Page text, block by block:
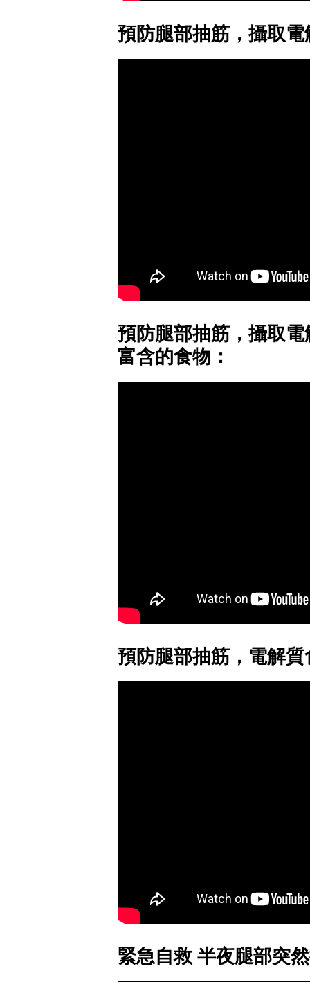
預防腿部抽筋，攝取
預防腿部抽筋，攝取
富含的食物：
預防腿部抽筋，電解
緊急自救 半夜腿部突